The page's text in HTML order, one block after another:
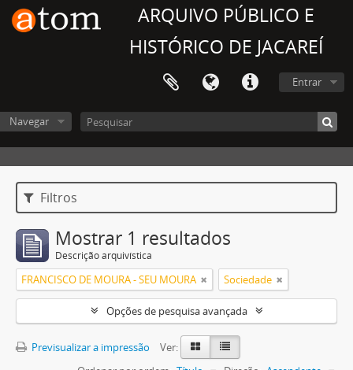
ARQUIVO PÚBLICO E
HISTÓRICO DE JACAREÍ
Entrar
Navegar
Filtros
Mostrar 1 resultados
Descrição arquivística
FRANCISCO DE MOURA - SEU MOURA Sociedade
Opções de pesquisa avançada
Previsualizar a impressão
Ver: